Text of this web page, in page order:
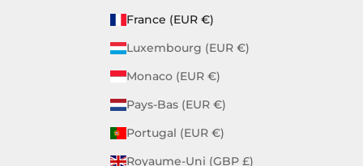
France (EUR €)
Luxembourg (EUR €)
Monaco (EUR €)
Pays-Bas (EUR €)
Portugal (EUR €)
Royaume-Uni (GBP £)